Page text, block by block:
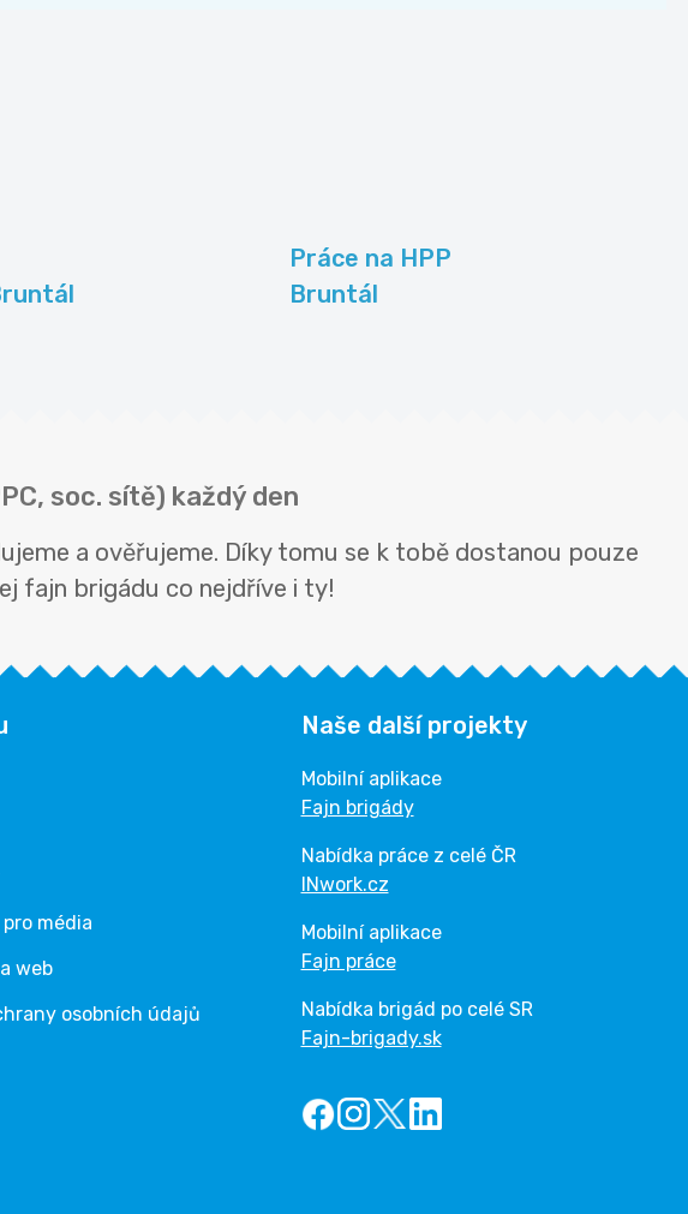
Práce na HPP
Bruntál
soc. sítě) každý den
a ověřujeme. Díky tomu se k tobě dostanou pouze
fajn brigádu co nejdříve i ty!
média
web
osobních údajů
Naše další projekty
Mobilní aplikace
Fajn brigády
Nabídka práce z celé ČR
INwork.cz
Mobilní aplikace
Fajn práce
Nabídka brigád po celé SR
Fajn-brigady.sk